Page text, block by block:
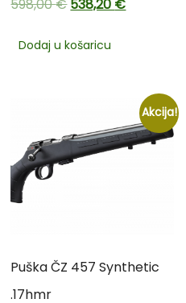
598,00€538,20 €
Dodaj u košaricu
Akcija!
Puška ČZ 457 Synthetic
.17hmr